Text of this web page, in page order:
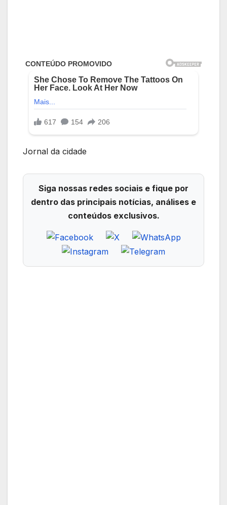
Jornal da cidade
Siga nossas redes sociais e fique por
dentro das principais notícias, análises e
conteúdos exclusivos.